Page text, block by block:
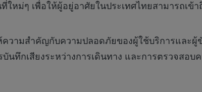
หม่ๆ เพื่อให้ผู้อยู่อาศัยในประเทศไทยสามารถเข้
วามสำคัญกับความปลอดภัยของผู้ใช้บริการและผู้
ทึกเสียงระหว่างการเดินทาง และการตรวจสอบ